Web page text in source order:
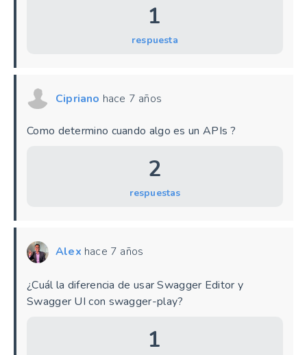
1
respuesta
Cipriano hace 7 años
Como determino cuando algo es un APIs ?
2
respuestas
Alex hace 7 años
¿Cuál la diferencia de usar Swagger Editor y
Swagger UI con swagger-play?
1